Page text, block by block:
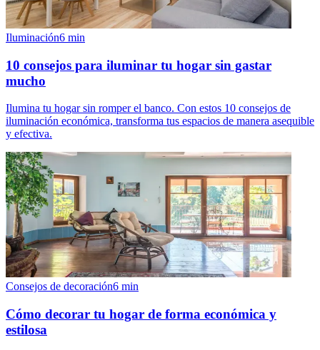
Iluminación6 min
10 consejos para iluminar tu hogar sin gastar
mucho
Ilumina tu hogar sin romper el banco. Con estos 10 consejos de
iluminación económica, transforma tus espacios de manera asequible
y efectiva.
Consejos de decoración6 min
Cómo decorar tu hogar de forma económica y
estilosa